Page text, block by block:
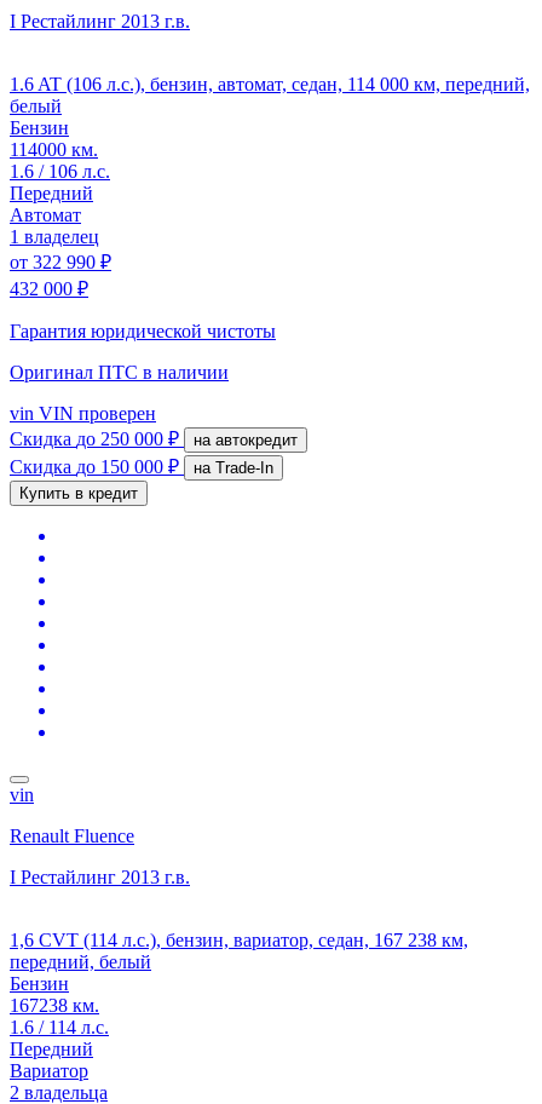
I Рестайлинг 2013 г.в.
1.6 AT (106 л.с.), бензин, автомат, седан, 114 000 км, передний,
белый
Бензин
114000 км.
1.6 / 106 л.с.
Передний
Автомат
1 владелец
от 322 990 ₽
432 000 ₽
Гарантия юридической чистоты
Оригинал ПТС в наличии
vin VIN проверен
Скидка до 250 000 ₽ на автокредит
Скидка до 150 000 ₽
на Trade-In
Купить в кредит
vin
Renault Fluence
I Рестайлинг 2013 г.в.
1,6 CVT (114 л.с.), бензин, вариатор, седан, 167 238 км,
передний, белый
Бензин
167238 км.
1.6 / 114 л.с.
Передний
Вариатор
2 владельца